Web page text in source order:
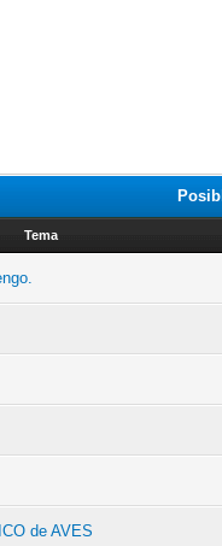
Tema
de AVES